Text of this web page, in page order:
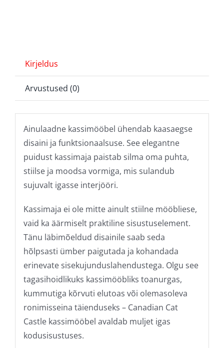
Kirjeldus
Arvustused (0)
Ainulaadne kassimööbel ühendab kaasaegse
disaini ja funktsionaalsuse. See elegantne
puidust kassimaja paistab silma oma puhta,
stiilse ja moodsa vormiga, mis sulandub
sujuvalt igasse interjööri.
Kassimaja ei ole mitte ainult stiilne mööbliese,
vaid ka äärmiselt praktiline sisustuselement.
Tänu läbimõeldud disainile saab seda
hõlpsasti ümber paigutada ja kohandada
erinevate sisekujunduslahendustega. Olgu see
tagasihoidlikuks kassimööbliks toanurgas,
kummutiga kõrvuti elutoas või olemasoleva
ronimisseina täienduseks – Canadian Cat
Castle kassimööbel avaldab muljet igas
kodusisustuses.